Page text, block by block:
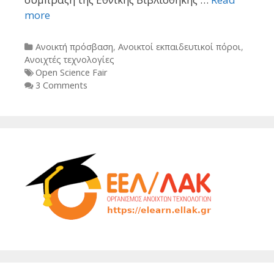
more
Categories
Ανοικτή πρόσβαση, Ανοικτοί εκπαιδευτικοί πόροι,
Ανοιχτές τεχνολογίες
Tags
Open Science Fair
3 Comments